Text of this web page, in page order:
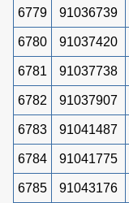
6779 91036739
6780 91037420
6781 91037738
6782 91037907
6783 91041487
6784 91041775
6785 91043176